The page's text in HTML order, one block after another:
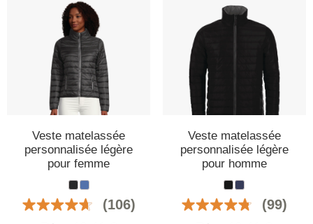
Veste matelassée
personnalisée légère
pour femme
(106)
Veste matelassée
personnalisée légère
pour homme
(99)